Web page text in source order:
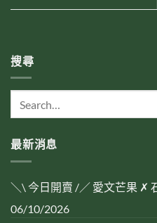
搜尋
最新消息
＼\ 今日開賣 /／ 愛文芒果 ✗
06/10/2026